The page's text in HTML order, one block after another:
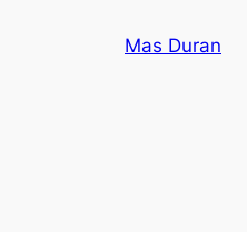
Mas Duran